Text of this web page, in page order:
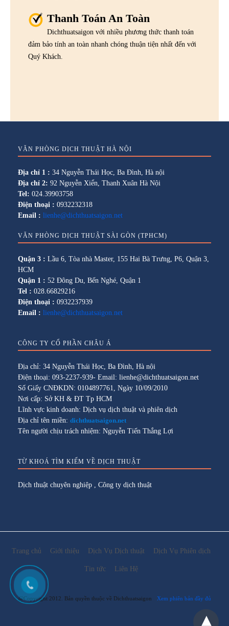
Thanh Toán An Toàn
Dichthuatsaigon với nhiều phương thức thanh toán
đảm bảo tính an toàn nhanh chóng thuận tiện nhất đến với
Quý Khách.
VĂN PHÒNG DỊCH THUẬT HÀ NỘI
Địa chỉ 1 : 34 Nguyễn Thái Học, Ba Đình, Hà nội
Địa chỉ 2: 92 Nguyễn Xiển, Thanh Xuân Hà Nội
Tel: 024.39903758
Điện thoại : 0932232318
Email : lienhe@dichthuatsaigon.net
VĂN PHÒNG DỊCH THUẬT SÀI GÒN (TPHCM)
Quận 3 : Lầu 6, Tòa nhà Master, 155 Hai Bà Trưng, P6, Quận 3,
HCM
Quận 1 : 52 Đông Du, Bến Nghé, Quận 1
Tel : 028.66829216
Điện thoại : 0932237939
Email : lienhe@dichthuatsaigon.net
CÔNG TY CỔ PHẦN CHÂU Á
Địa chỉ: 34 Nguyễn Thái Học, Ba Đình, Hà nội
Điện thoại: 093-2237-939- Email: lienhe@dichthuatsaigon.net
Số Giấy CNĐKDN: 0104897761, Ngày 10/09/2010
Nơi cấp: Sở KH & ĐT Tp HCM
Lĩnh vực kinh doanh: Dịch vụ dịch thuật và phiên dịch
Địa chỉ tên miền: dichthuatsaigon.net
Tên người chịu trách nhiệm: Nguyễn Tiến Thắng Lợi
TỪ KHOÁ TÌM KIẾM VỀ DỊCH THUẬT
Dịch thuật chuyên nghiệp , Công ty dịch thuật
Trang chủ Giới thiệu Dịch Vụ Dịch thuật Dịch Vụ Phiên dịch
Tin tức Liên Hệ
@Copyright 2012. Bản quyền thuộc về Dichthuatsaigon Xem phiên bản đầy đủ